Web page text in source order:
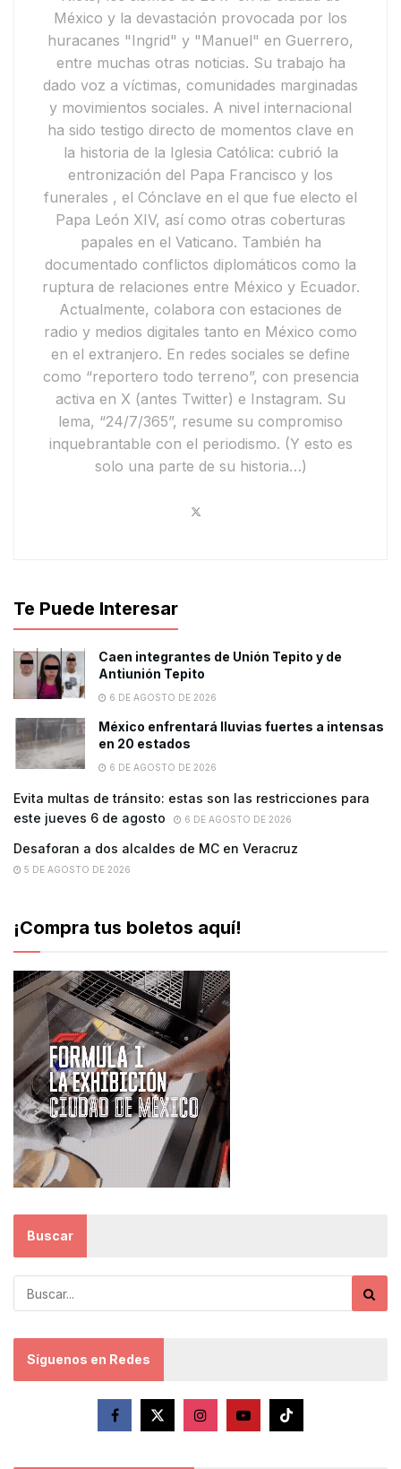
México y la devastación provocada por los
huracanes "Ingrid" y "Manuel" en Guerrero,
entre muchas otras noticias. Su trabajo ha
dado voz a víctimas, comunidades marginadas
y movimientos sociales. A nivel internacional
ha sido testigo directo de momentos clave en
la historia de la Iglesia Católica: cubrió la
entronización del Papa Francisco y los
funerales , el Cónclave en el que fue electo el
Papa León XIV, así como otras coberturas
papales en el Vaticano. También ha
documentado conflictos diplomáticos como la
ruptura de relaciones entre México y Ecuador.
Actualmente, colabora con estaciones de
radio y medios digitales tanto en México como
en el extranjero. En redes sociales se define
como “reportero todo terreno”, con presencia
activa en X (antes Twitter) e Instagram. Su
lema, “24/7/365”, resume su compromiso
inquebrantable con el periodismo. (Y esto es
solo una parte de su historia…)
Te Puede Interesar
Caen integrantes de Unión Tepito y de
Antiunión Tepito
6 DE AGOSTO DE 2026
México enfrentará lluvias fuertes a intensas
en 20 estados
6 DE AGOSTO DE 2026
Evita multas de tránsito: estas son las restricciones para
este jueves 6 de agosto
6 DE AGOSTO DE 2026
Desaforan a dos alcaldes de MC en Veracruz
5 DE AGOSTO DE 2026
¡Compra tus boletos aquí!
Buscar
Síguenos en Redes